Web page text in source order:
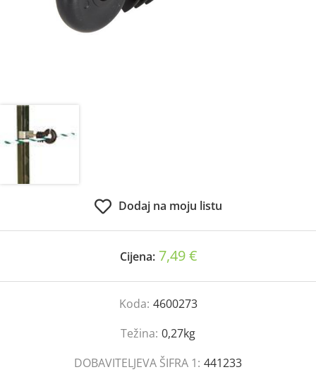
Dodaj na moju listu
Cijena: 7,49 €
Koda: 4600273
Težina: 0,27kg
DOBAVITELJEVA ŠIFRA 1: 441233